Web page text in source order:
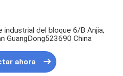
industrial del bloque 6/B Anjia,
GuangDong523690 China
ahora